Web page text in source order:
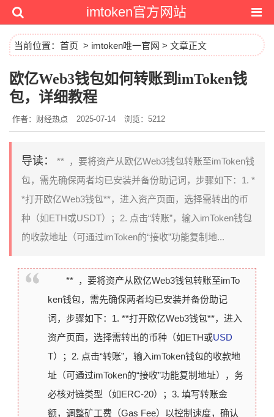
imtoken官方网站
当前位置： 首页 > imtoken唯一官网 > 文章正文
欧亿Web3钱包如何转账到imToken钱
包，详细教程
作者：财经热点 2025-07-14 浏览：5212
导读：
** ，要将资产从欧亿Web3钱包转账至imToken钱
包，需先确保两者均已安装并备份助记词，步骤如下：1. *
*打开欧亿Web3钱包**，进入资产页面，选择需转出的币
种（如ETH或USDT）；2. 点击“转账”，输入imToken钱包
的收款地址（可通过imToken的“接收”功能复制地...
** ，要将资产从欧亿Web3钱包转账至imTo
ken钱包，需先确保两者均已安装并备份助记
词，步骤如下：1. **打开欧亿Web3钱包**，进入
资产页面，选择需转出的币种（如ETH或USD
T）；2. 点击“转账”，输入imToken钱包的收款地
址（可通过imToken的“接收”功能复制地址），务
必核对链类型（如ERC-20）；3. 填写转账金
额，调整矿工费（Gas Fee）以控制速度，确认